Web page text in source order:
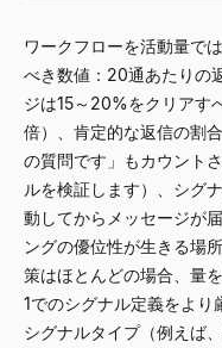
ワークフローを活動量で
べき数値：20通あたりの
ジは15～20%をクリアす
倍）、肯定的な返信の割
の質問です」もカウント
ルを検証します）、シグ
動してからメッセージが
ングの優位性が生きる場
策はほとんどの場合、量
1でのシグナル定義をよ
シグナルタイプ（例えば